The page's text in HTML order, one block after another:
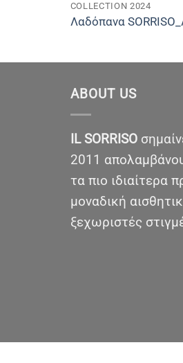
COLLECTION 2024
Λαδόπανα
ABOUT US
IL SORRISO
2011
τα πιο ιδιαίτερα
μοναδική
ξεχωριστές